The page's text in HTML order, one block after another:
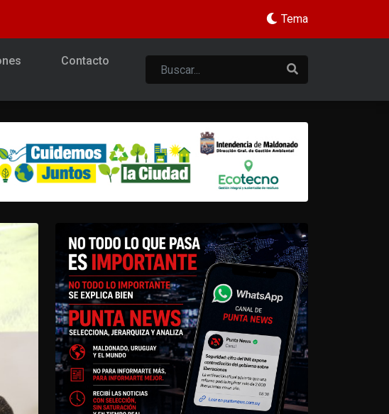
Tema
Contacto